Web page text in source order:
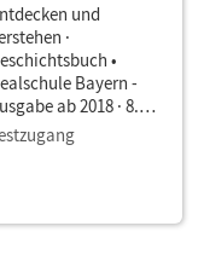
und
·
•
Bayern -
ab 2018 · 8.
Vom
Zeitalter der Aufklärung
E-Book